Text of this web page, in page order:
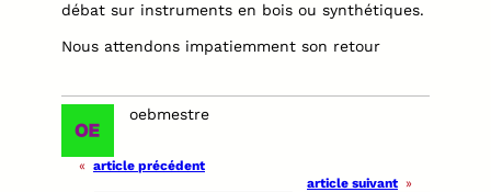
débat sur instruments en bois ou synthétiques.
Nous attendons impatiemment son retour
oebmestre
« article précédent
article suivant »